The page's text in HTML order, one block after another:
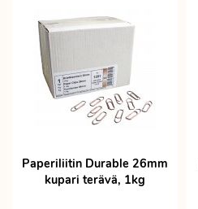
Paperiliitin Durable 26mm
kupari terävä, 1kg